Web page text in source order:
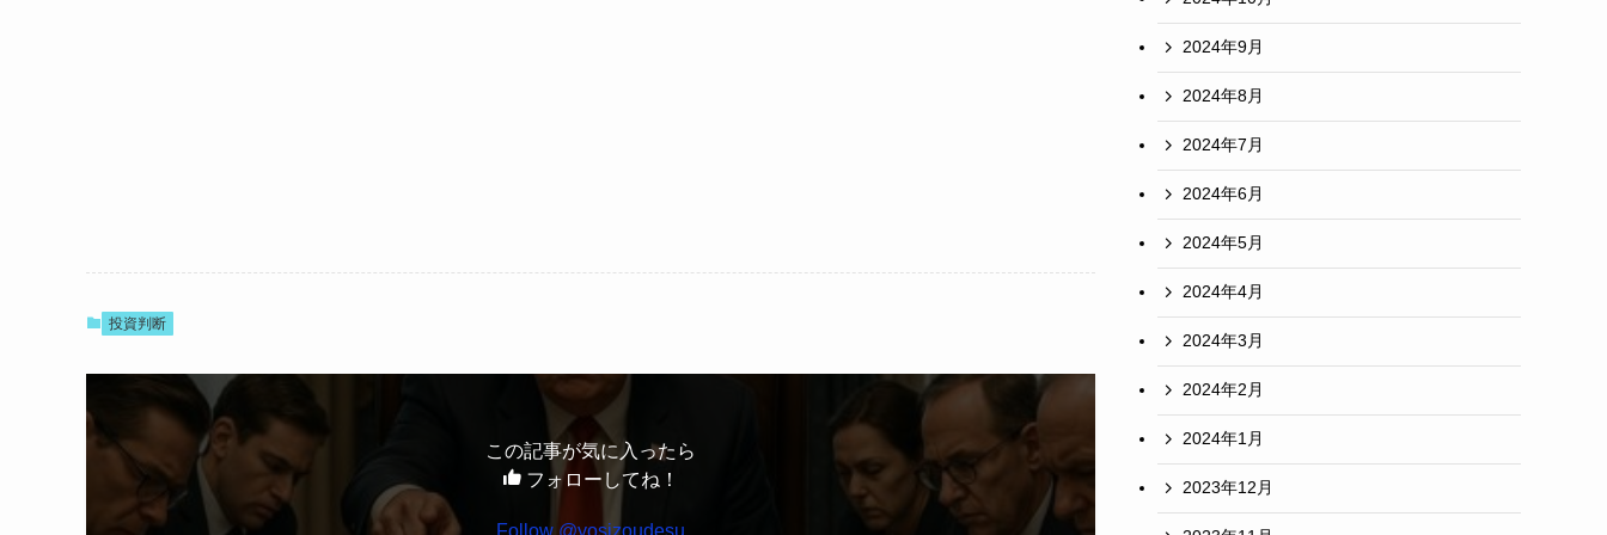
投資判断
この記事が気に入ったら
フォローしてね！
2024年9月
2024年8月
2024年7月
2024年6月
2024年5月
2024年4月
2024年3月
2024年2月
2024年1月
2023年12月